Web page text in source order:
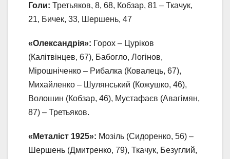
Голи: Третьяков, 8, 68, Кобзар, 81 – Ткачук,
21, Бичек, 33, Шершень, 47
«Олександрія»: Горох – Цуріков
(Калітвінцев, 67), Бабогло, Логінов,
Мірошніченко – Рибалка (Ковалець, 67),
Михайленко – Шулянський (Кожушко, 46),
Волошин (Кобзар, 46), Мустафаєв (Авагімян,
87) – Третьяков.
«Металіст 1925»: Мозіль (Сидоренко, 56) –
Шершень (Дмитренко, 79), Ткачук, Безуглий,